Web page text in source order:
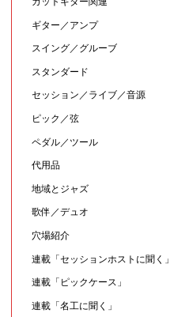
ギター／アンプ
スイング／グルーブ
スタンダード
セッション／ライブ／音源
ピック／弦
ペダル／ツール
代用品
地域とジャズ
歌伴／デュオ
穴場紹介
連載「セッションホストに聞く」
連載「ピックケース」
連載「名工に聞く」